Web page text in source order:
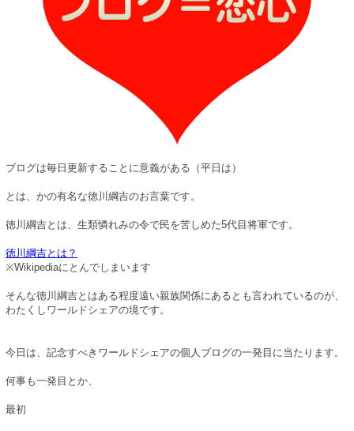
ブログは毎日更新することに意義がある（平日は）
とは、かの有名な徳川綱吉のお言葉です。
徳川綱吉とは、生類憐れみの令で民を苦しめた5代目将軍です。
徳川綱吉とは？
※Wikipediaにとんでしまいます
そんな徳川綱吉とはある程度遠い親族関係にあるとも言われているのが、
わたくしワールドシェアの境です。
今日は、記念すべきワールドシェアの個人ブログの一発目に当たります。
何事も一発目とか、
最初